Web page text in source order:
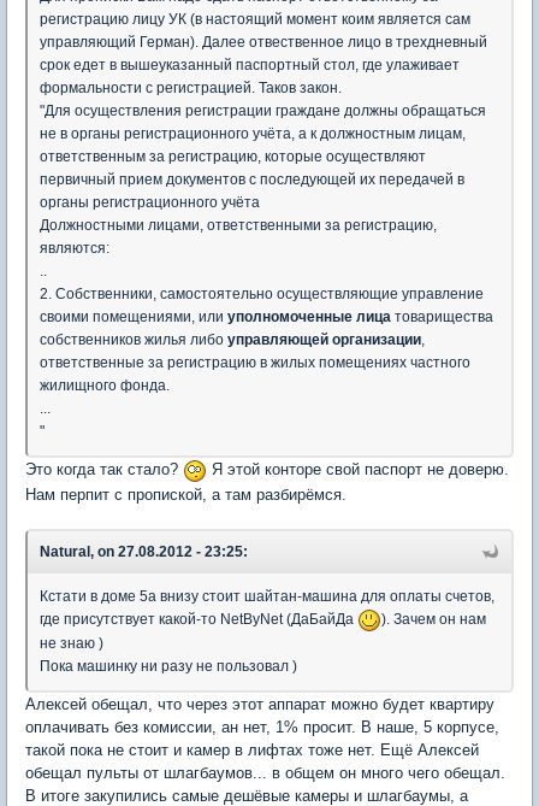
регистрацию лицу УК (в настоящий момент коим является сам
управляющий Герман). Далее отвественное лицо в трехдневный
срок едет в вышеуказанный паспортный стол, где улаживает
формальности с регистрацией. Таков закон.
"Для осуществления регистрации граждане должны обращаться
не в органы регистрационного учёта, а к должностным лицам,
ответственным за регистрацию, которые осуществляют
первичный прием документов с последующей их передачей в
органы регистрационного учёта
Должностными лицами, ответственными за регистрацию,
являются:
..
2. Собственники, самостоятельно осуществляющие управление
своими помещениями, или уполномоченные лица товарищества
собственников жилья либо управляющей организации,
ответственные за регистрацию в жилых помещениях частного
жилищного фонда.
...
"
Это когда так стало?
Я этой конторе свой паспорт не доверю.
Нам перпит с пропиской, а там разбирёмся.
Natural, on 27.08.2012 - 23:25:
Кстати в доме 5а внизу стоит шайтан-машина для оплаты счетов,
где присутствует какой-то NetByNet (ДаБайДа
). Зачем он нам
не знаю )
Пока машинку ни разу не пользовал )
Алексей обещал, что через этот аппарат можно будет квартиру
оплачивать без комиссии, ан нет, 1% просит. В наше, 5 корпусе,
такой пока не стоит и камер в лифтах тоже нет. Ещё Алексей
обещал пульты от шлагбаумов... в общем он много чего обещал.
В итоге закупились самые дешёвые камеры и шлагбаумы, а